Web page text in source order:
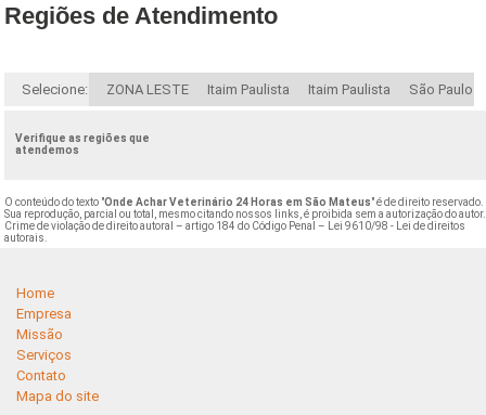
Regiões de Atendimento
Selecione: ZONA LESTE Itaim Paulista Itaim Paulista São Paulo
Verifique as regiões que
atendemos
O conteúdo do texto "Onde Achar Veterinário 24 Horas em São Mateus" é de direito reservado.
Sua reprodução, parcial ou total, mesmo citando nossos links, é proibida sem a autorização do autor.
Crime de violação de direito autoral – artigo 184 do Código Penal –
Lei 9610/98 - Lei de direitos
autorais
Home
Empresa
Missão
Serviços
Contato
Mapa do site